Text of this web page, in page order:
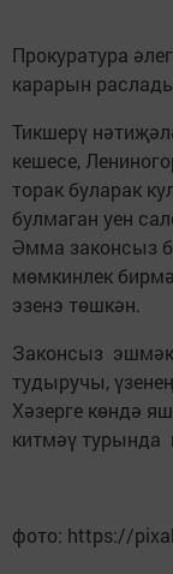
Прокуратура
карарын
Тикшерү
кешесе,
торак буларак
булмаган уен
Әмма законсыз
мөмкинлек
эзенэ төшкән.
Законсыз
тудыручы,
Хәзерге көндә
китмәү турында
фото: https://